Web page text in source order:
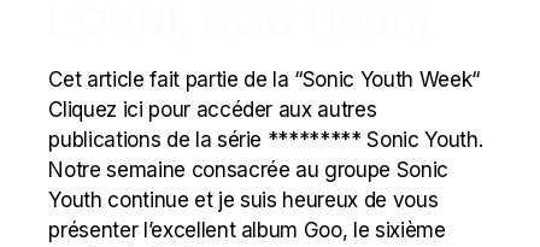
Cet article fait partie de la “Sonic Youth Week“
Cliquez ici pour accéder aux autres
publications de la série ********* Sonic Youth.
Notre semaine consacrée au groupe Sonic
Youth continue et je suis heureux de vous
présenter l’excellent album Goo, le sixième